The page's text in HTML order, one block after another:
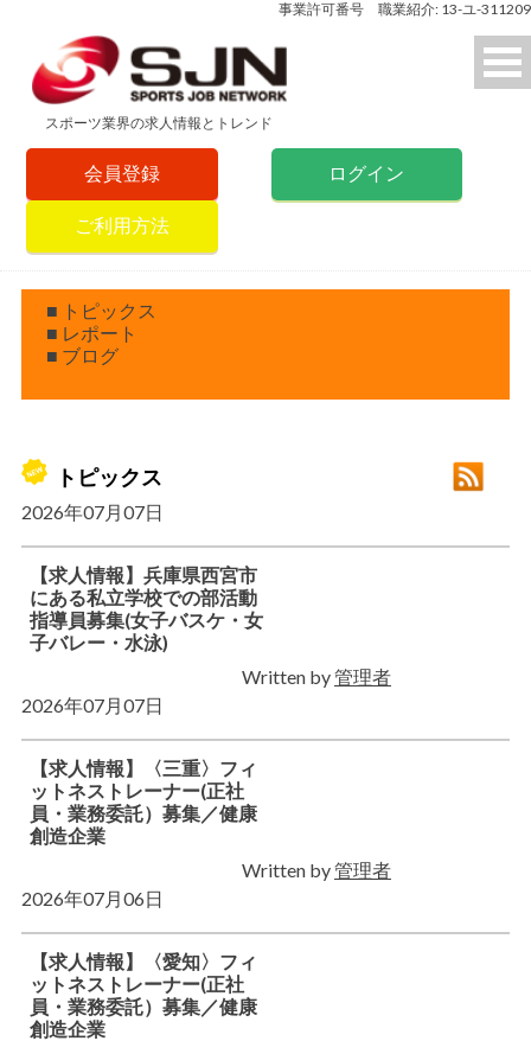
事業許可番号 職業紹介: 13-ユ-311209
スポーツ業界の求人情報とトレンド
会員登録 ログイン
ご利用方法
■ トピックス
■ レポート
■ ブログ
トピックス
2026年07月07日
【求人情報】兵庫県⻄宮市
にある私立学校での部活動
指導員募集(女子バスケ・女
子バレー・水泳)
Written by管理者
2026年07月07日
【求人情報】〈三重〉フィ
ットネストレーナー(正社
員・業務委託）募集／健康
創造企業
Written by管理者
2026年07月06日
【求人情報】〈愛知〉フィ
ットネストレーナー(正社
員・業務委託）募集／健康
創造企業